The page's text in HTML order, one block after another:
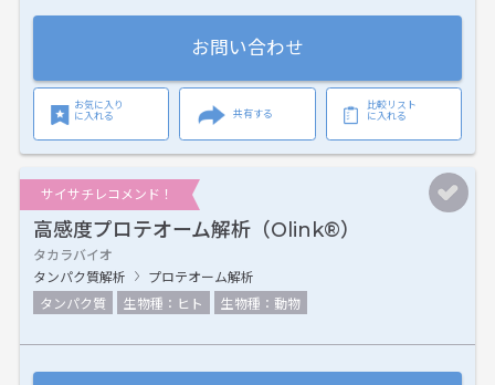
お問い合わせ
お気に入り
に入れる
共有する
比較リスト
に入れる
サイサチレコメンド！
高感度プロテオーム解析（Olink®）
タカラバイオ
タンパク質解析
プロテオーム解析
タンパク質
生物種：ヒト 生物種：動物